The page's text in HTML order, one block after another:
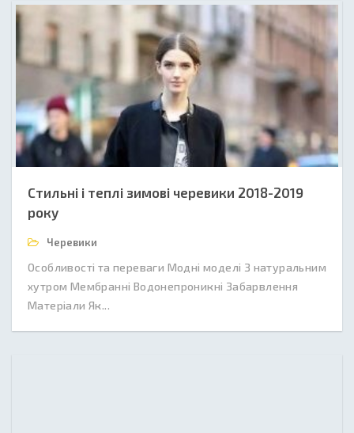
Стильні і теплі зимові черевики 2018-2019
року
Черевики
Особливості та переваги Модні моделі З натуральним
хутром Мембранні Водонепроникні Забарвлення
Матеріали Як...